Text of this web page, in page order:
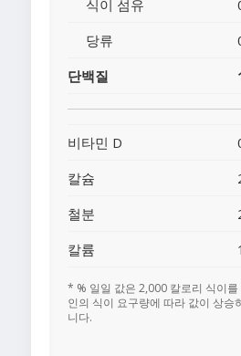
식이 섬유
당류
단백질
비타민 D
칼슘
철분
칼륨
* % 일일 값은 2,000 칼로리 식이
인의 식이 요구량에 따라 값이 상승
니다.